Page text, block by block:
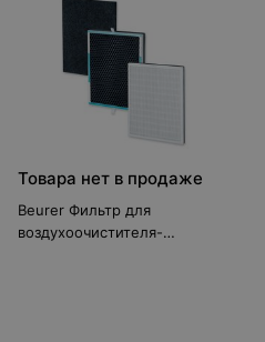
Товара нет в продаже
Beurer Фильтр для
воздухоочистителя-